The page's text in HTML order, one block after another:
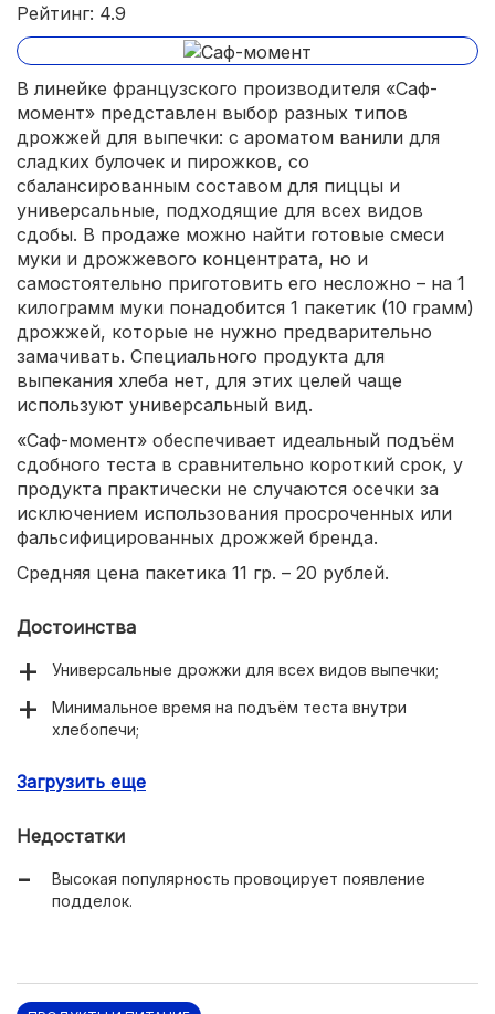
Рейтинг: 4.9
В линейке французского производителя «Саф-
момент» представлен выбор разных типов
дрожжей для выпечки: с ароматом ванили для
сладких булочек и пирожков, со
сбалансированным составом для пиццы и
универсальные, подходящие для всех видов
сдобы. В продаже можно найти готовые смеси
муки и дрожжевого концентрата, но и
самостоятельно приготовить его несложно – на 1
килограмм муки понадобится 1 пакетик (10 грамм)
дрожжей, которые не нужно предварительно
замачивать. Специального продукта для
выпекания хлеба нет, для этих целей чаще
используют универсальный вид.
«Саф-момент» обеспечивает идеальный подъём
сдобного теста в сравнительно короткий срок, у
продукта практически не случаются осечки за
исключением использования просроченных или
фальсифицированных дрожжей бренда.
Средняя цена пакетика 11 гр. – 20 рублей.
Достоинства
Универсальные дрожжи для всех видов выпечки;
Минимальное время на подъём теста внутри
хлебопечи;
без химических примесей.
Загрузить еще
Недостатки
Высокая популярность провоцирует появление
подделок.